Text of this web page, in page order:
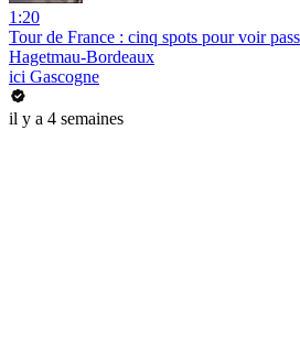
1:20
Tour de France : cinq spots pour voir
Hagetmau-Bordeaux
ici Gascogne
il y a 4 semaines